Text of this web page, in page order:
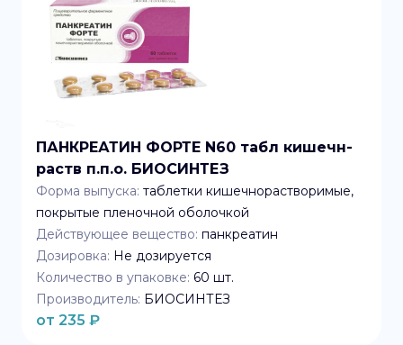
ПАНКРЕАТИН ФОРТЕ N60 табл кишечн-
раств п.п.о. БИОСИНТЕЗ
Форма выпуска: таблетки кишечнорастворимые,
покрытые пленочной оболочкой
Действующее вещество: панкреатин
Дозировка: Не дозируется
Количество в упаковке: 60 шт.
Производитель: БИОСИНТЕЗ
от 235 ₽